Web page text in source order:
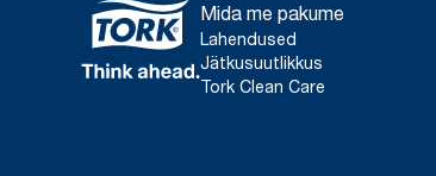
Mida me pakume
Lahendused
Jätkusuutlikkus
Tork Clean Care